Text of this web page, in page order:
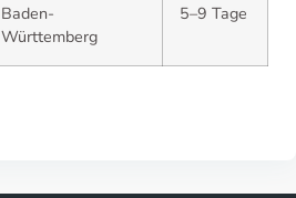
Baden-
Württemberg
5–9 Tage